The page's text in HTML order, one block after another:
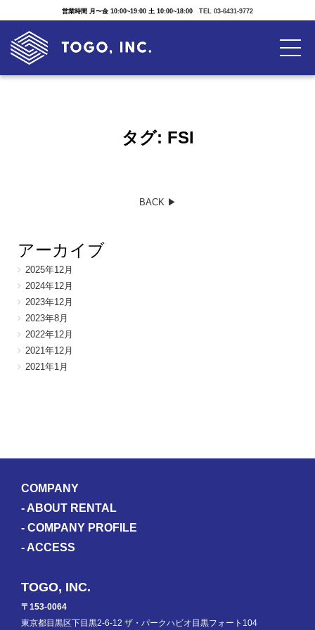
営業時間 月〜金 10:00~19:00 土 10:00~18:00 TEL 03-6431-9772
タグ: FSI
BACK ▶︎
アーカイブ
2025年12月
2024年12月
2023年12月
2023年8月
2022年12月
2021年12月
2021年1月
COMPANY
- ABOUT RENTAL
- COMPANY PROFILE
- ACCESS
TOGO, INC.
〒153-0064
東京都目黒区下目黒2-6-12 ザ・パークハビオ目黒フォート104